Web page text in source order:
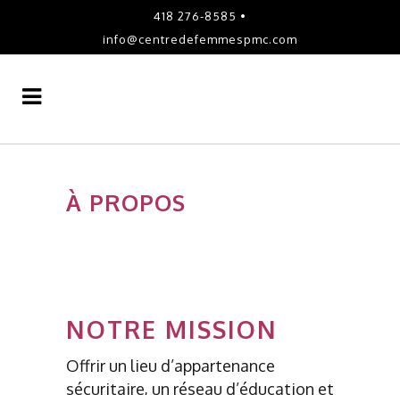
418 276-8585 •
info@centredefemmespmc.com
À PROPOS
NOTRE MISSION
Offrir un lieu d’appartenance
sécuritaire, un réseau d’éducation et